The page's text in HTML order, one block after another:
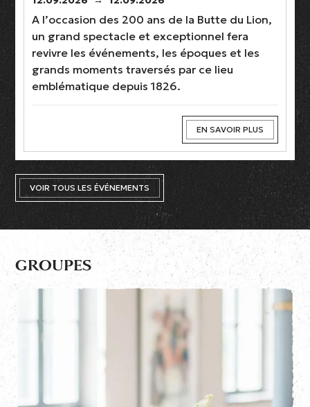
A l’occasion des 200 ans de la Butte du Lion,
un grand spectacle et exceptionnel fera
revivre les événements, les époques et les
grands moments traversés par ce lieu
emblématique depuis 1826.
EN SAVOIR PLUS
VOIR TOUS LES ÉVÉNEMENTS
GROUPES